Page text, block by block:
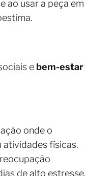
ao usar a peça em
e bem-estar
onde o
atividades físicas.
de alto estresse,